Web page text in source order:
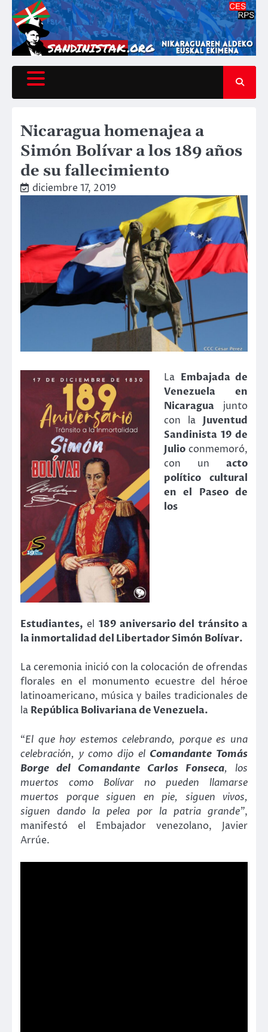
Saltar
contenido
Nicaragua homenajea a
Simón Bolívar a los 189 años
de su fallecimiento
diciembre 17, 2019
La Embajada de
Venezuela en
Nicaragua junto
con la Juventud
Sandinista 19 de
Julio conmemoró,
con un acto
político cultural
en el Paseo de
los
Estudiantes, el 189 aniversario del tránsito a
la inmortalidad del Libertador Simón Bolívar.
La ceremonia inició con la colocación de ofrendas
florales en el monumento ecuestre del héroe
latinoamericano, música y bailes tradicionales de
la República Bolivariana de Venezuela.
“El que hoy estemos celebrando, porque es una
celebración, y como dijo el Comandante Tomás
Borge del Comandante Carlos Fonseca, los
muertos como Bolívar no pueden llamarse
muertos porque siguen en pie, siguen vivos,
siguen dando la pelea por la patria grande”,
manifestó el Embajador venezolano, Javier
Arrúe.